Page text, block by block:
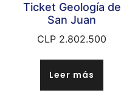
Ticket Geología de
San Juan
CLP 2.802.500
Leer más